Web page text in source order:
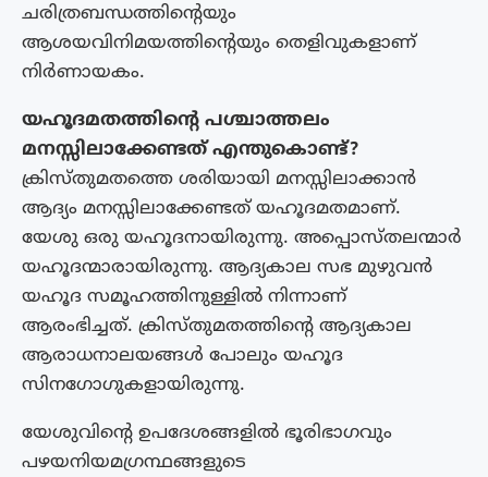
ചരിത്രബന്ധത്തിന്റെയും
ആശയവിനിമയത്തിന്റെയും തെളിവുകളാണ്
നിർണായകം.
യഹൂദമതത്തിന്റെ പശ്ചാത്തലം
മനസ്സിലാക്കേണ്ടത് എന്തുകൊണ്ട്?
ക്രിസ്തുമതത്തെ ശരിയായി മനസ്സിലാക്കാൻ
ആദ്യം മനസ്സിലാക്കേണ്ടത് യഹൂദമതമാണ്.
യേശു ഒരു യഹൂദനായിരുന്നു. അപ്പൊസ്തലന്മാർ
യഹൂദന്മാരായിരുന്നു. ആദ്യകാല സഭ മുഴുവൻ
യഹൂദ സമൂഹത്തിനുള്ളിൽ നിന്നാണ്
ആരംഭിച്ചത്. ക്രിസ്തുമതത്തിന്റെ ആദ്യകാല
ആരാധനാലയങ്ങൾ പോലും യഹൂദ
സിനഗോഗുകളായിരുന്നു.
യേശുവിന്റെ ഉപദേശങ്ങളിൽ ഭൂരിഭാഗവും
പഴയനിയമഗ്രന്ഥങ്ങളുടെ